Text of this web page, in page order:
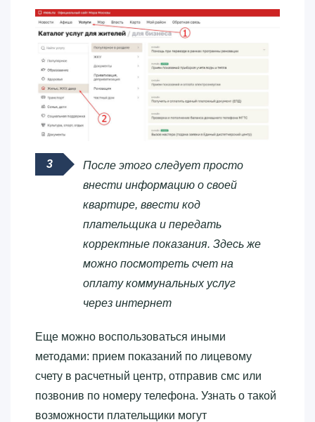
После этого следует просто
внести информацию о своей
квартире, ввести код
плательщика и передать
корректные показания. Здесь же
можно посмотреть счет на
оплату коммунальных услуг
через интернет
Еще можно воспользоваться иными
методами: прием показаний по лицевому
счету в расчетный центр, отправив смс или
позвонив по номеру телефона. Узнать о такой
возможности плательщики могут